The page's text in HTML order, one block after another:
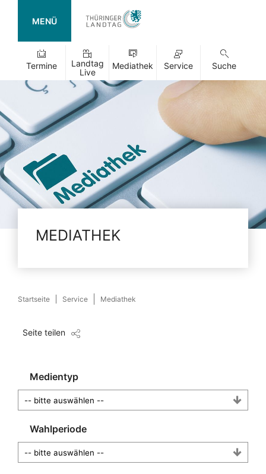
MENÜ
Termine
Landtag
Live
Mediathek Service Suche
MEDIATHEK
Startseite Service Mediathek
Seite teilen
Medientyp
Wahlperiode